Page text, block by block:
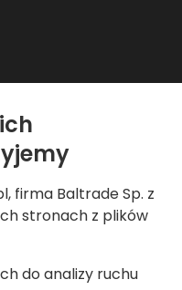
firma Baltrade Sp. z
stronach z plików
do analizy ruchu